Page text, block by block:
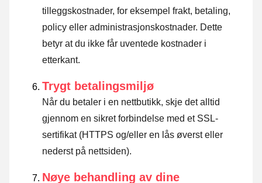
tilleggskostnader, for eksempel frakt, betaling,
policy eller administrasjonskostnader. Dette
betyr at du ikke får uventede kostnader i
etterkant.
Trygt betalingsmiljø
Når du betaler i en nettbutikk, skje det alltid
gjennom en sikret forbindelse med et SSL-
sertifikat (HTTPS og/eller en lås øverst eller
nederst på nettsiden).
Nøye behandling av dine